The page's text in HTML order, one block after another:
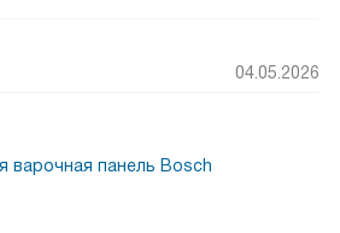
04.05.2026
варочная панель Bosch